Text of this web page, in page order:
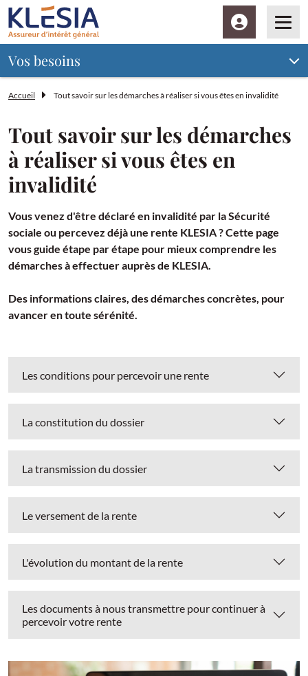
Espace client
Vos besoins
Accueil Tout savoir sur les démarches à réaliser si vous êtes en invalidité
Tout savoir sur les démarches
à réaliser si vous êtes en
invalidité
Vous venez d'être déclaré en invalidité par la Sécurité
sociale ou percevez déjà une rente KLESIA ? Cette page
vous guide étape par étape pour mieux comprendre les
démarches à effectuer auprès de KLESIA.
Des informations claires, des démarches concrètes, pour
avancer en toute sérénité.
Les conditions pour percevoir une rente
La constitution du dossier
La transmission du dossier
Le versement de la rente
L'évolution du montant de la rente
Les documents à nous transmettre pour continuer à
percevoir votre rente